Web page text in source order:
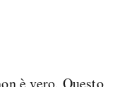
è vero. Questo